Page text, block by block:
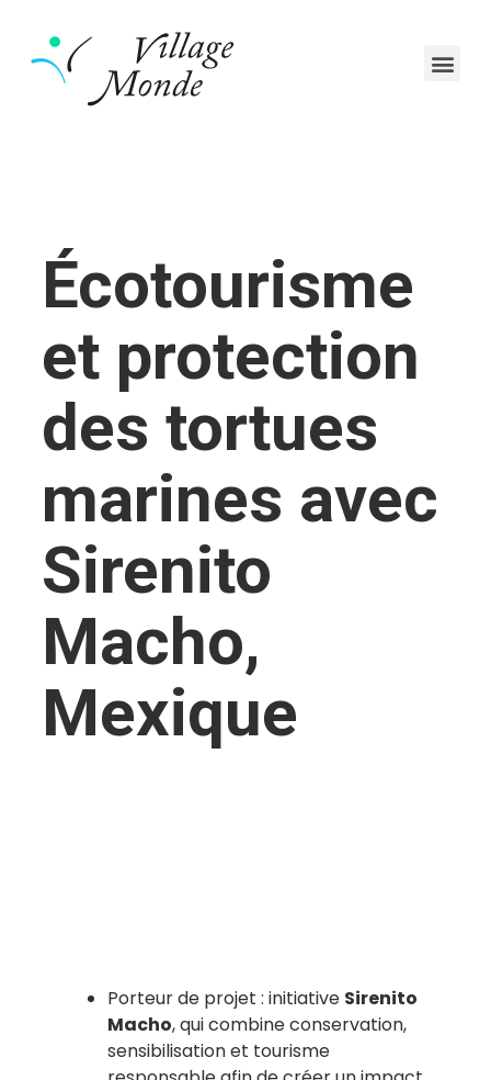
Écotourisme
et protection
des tortues
marines avec
Sirenito
Macho,
Mexique
Porteur de projet : initiative Sirenito
Macho, quicombine conservation,
sensibilisation et tourisme